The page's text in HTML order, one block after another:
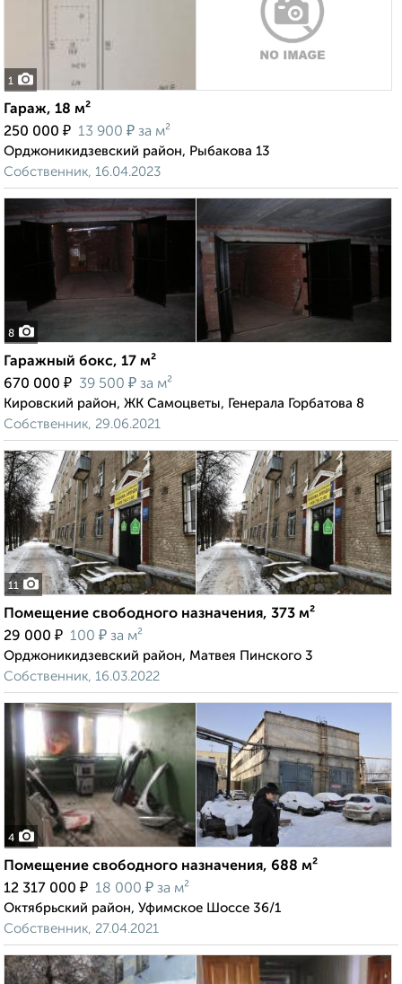
1
Гараж, 18 м²
250 000 ₽ 13 900 ₽ за м²
Орджоникидзевский район, Рыбакова 13
Собственник, 16.04.2023
8
Гаражный бокс, 17 м²
670 000 ₽ 39 500 ₽ за м²
Кировский район, ЖК Самоцветы, Генерала Горбатова 8
Собственник, 29.06.2021
11
Помещение свободного назначения, 373 м²
29 000 ₽ 100 ₽ за м²
Орджоникидзевский район, Матвея Пинского 3
Собственник, 16.03.2022
4
Помещение свободного назначения, 688 м²
12 317 000 ₽ 18 000 ₽ за м²
Октябрьский район, Уфимское Шоссе 36/1
Собственник, 27.04.2021